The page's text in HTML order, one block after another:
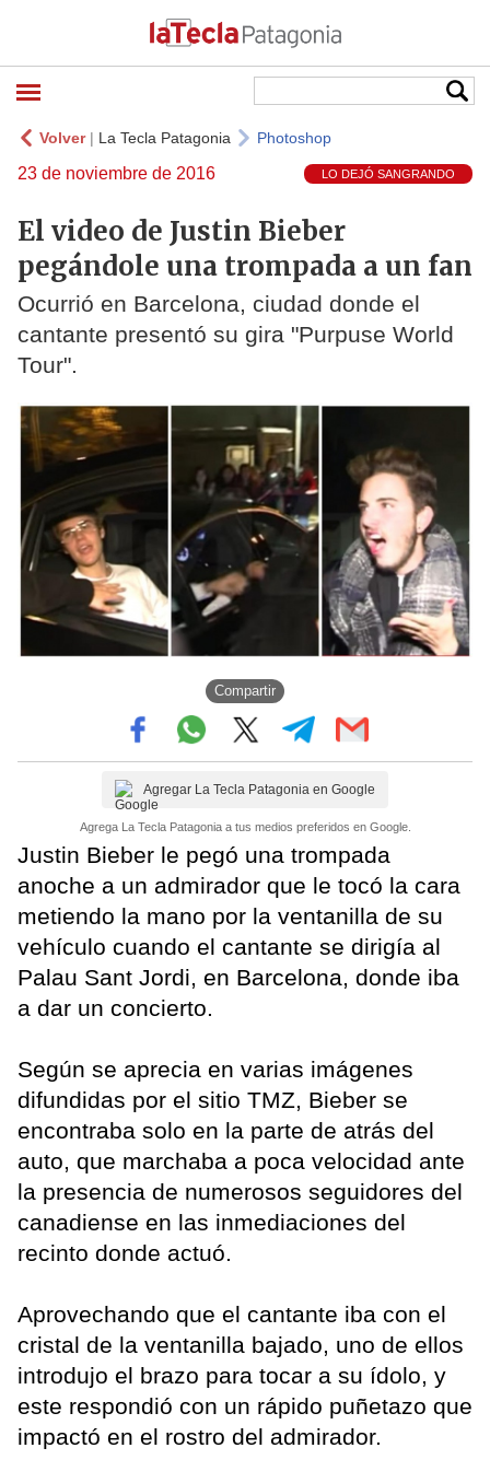
Volver| La Tecla Patagonia Photoshop
23 de noviembre de 2016 LO DEJÓ SANGRANDO
El video de Justin Bieber
pegándole una trompada a un fan
Ocurrió en Barcelona, ciudad donde el
cantante presentó su gira "Purpuse World
Tour".
Compartir
Agregar La Tecla Patagonia en Google
Agrega La Tecla Patagonia a tus medios preferidos en Google.
Justin Bieber le pegó una trompada
anoche a un admirador que le tocó la cara
metiendo la mano por la ventanilla de su
vehículo cuando el cantante se dirigía al
Palau Sant Jordi, en Barcelona, donde iba
a dar un concierto.
Según se aprecia en varias imágenes
difundidas por el sitio TMZ, Bieber se
encontraba solo en la parte de atrás del
auto, que marchaba a poca velocidad ante
la presencia de numerosos seguidores del
canadiense en las inmediaciones del
recinto donde actuó.
Aprovechando que el cantante iba con el
cristal de la ventanilla bajado, uno de ellos
introdujo el brazo para tocar a su ídolo, y
este respondió con un rápido puñetazo que
impactó en el rostro del admirador.